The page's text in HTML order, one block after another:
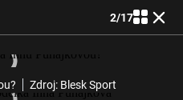
2/17
Zdroj: Blesk Sport